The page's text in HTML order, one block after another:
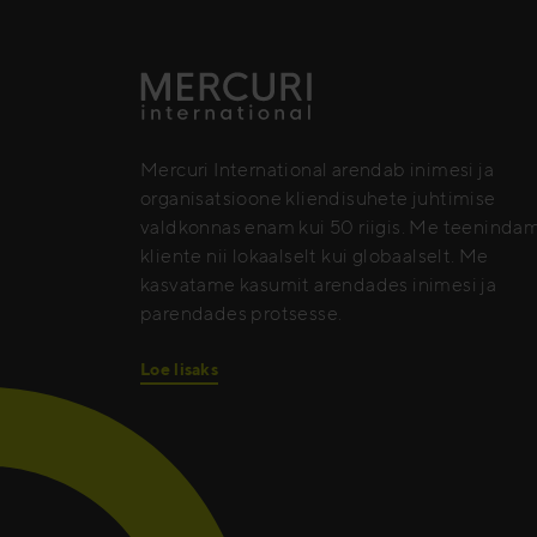
Mercuri International arendab inimesi ja
organisatsioone kliendisuhete juhtimise
valdkonnas enam kui 50 riigis. Me
kliente nii lokaalselt kui globaalselt. Me
kasvatame kasumit arendades inimesi ja
parendades protsesse.
Loe lisaks